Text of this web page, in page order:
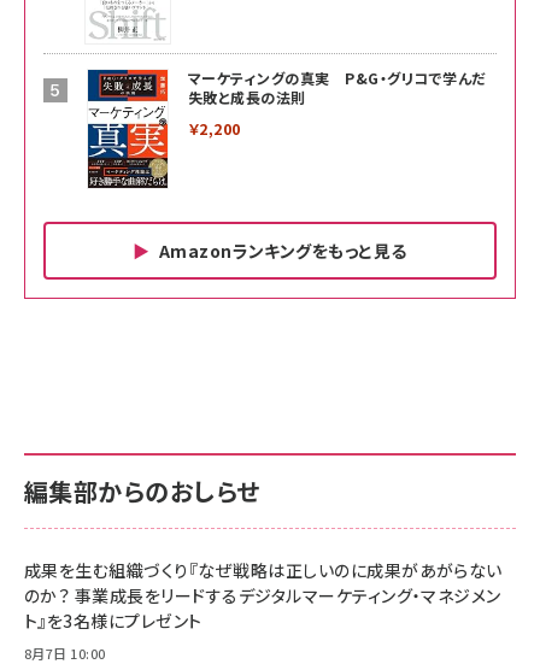
マーケティングの真実 P&G・グリコで学んだ
失敗と成長の法則
￥2,200
Amazonランキングをもっと見る
￥880
anan(アンアン)2026/06/24号 No.2500増刊
スペシャルエディション[王道エンタメの矜持／
￥1,100
anan(アンアン)2026/07/08号 No.2502[2026
サポート正規品 メーカー保証5年 KLMEA128G
NIMASO ガラスフィルム iPhone 17 用 保護フィ
すい ガイド枠付き いPhone17 (6.3インチ) 対応
2枚セット DSP25F1698
￥1,599
サポート正規品 メーカー保証5年 KLMEA128G
Amazon eギフトカード - Amazonロゴ - クラ
￥5,000
Anker PowerLine III Flow USB-C & USB-C
編集部からのおしらせ
成果を生む組織づくり『なぜ戦略は正しいのに成果があがらない
のか？ 事業成長をリードするデジタルマーケティング・マネジメン
ト』を3名様にプレゼント
8月7日 10:00